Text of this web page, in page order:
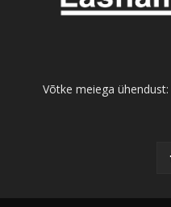
Võtke meiega ühendust: